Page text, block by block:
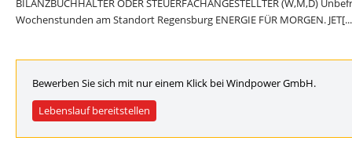
BILANZBUCHHALTER ODER STEUERFACHANGESTELLTER (W,M,D)
Wochenstunden am Standort Regensburg ENERGIE FÜR MORGEN.
Bewerben Sie sich mit nur einem Klick bei Windpower GmbH.
Lebenslauf bereitstellen